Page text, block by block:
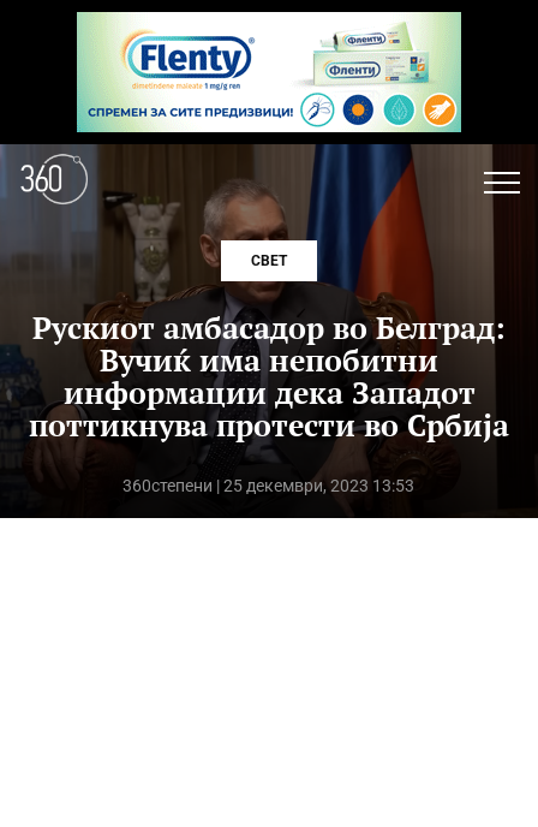
СВЕТ
Рускиот амбасадор во Белград:
Вучиќ има непобитни
информации дека Западот
поттикнува протести во Србија
360степени | 25 декември, 2023 13:53